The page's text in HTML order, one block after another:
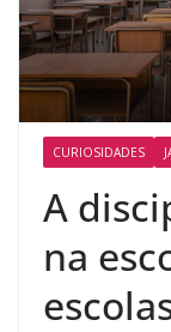
CURIOSIDADES
A
na